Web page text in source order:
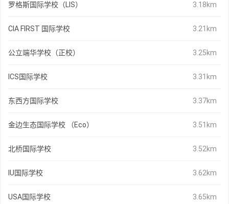
罗格斯国际学校（LIS） 3.18km
CIA FIRST 国际学校 3.21km
公立端华学校（正校） 3.25km
ICS国际学校 3.31km
东西方国际学校 3.37km
金边生态国际学校 （Eco） 3.51km
北桥国际学校 3.52km
IU国际学校 3.62km
USA国际学校 3.65km